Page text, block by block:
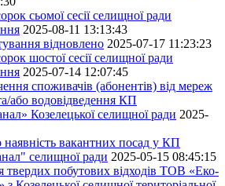
сьомої сесії селищної ради
2025-08-11 13:13:43
відновлено 2025-07-17 11:23:23
шостої сесії селищної ради
2025-07-14 12:07:45
споживачів (абонентів) від мереж
або водовідведення КП
Козелецької селищної ради 2025-
вакантних посад у КП
селищної ради 2025-05-15 08:45:15
твердих побутових відходів ТОВ «Еко-